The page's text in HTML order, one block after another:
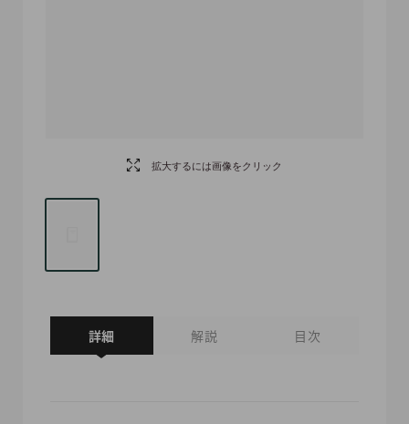
拡大するには画像をクリック
詳細 解説 目次